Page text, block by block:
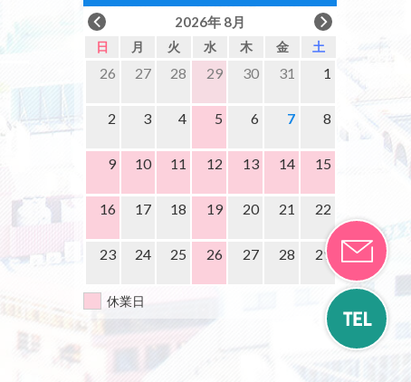
2026年 8月
日 月 火 水 木 金 土
26 27 28 29 30 31 1
2 3 4 5 6 7 8
9 10 11 12 13 14 15
16 17 18 19 20 21 22
23 24 25 26 27 28 29
休業日